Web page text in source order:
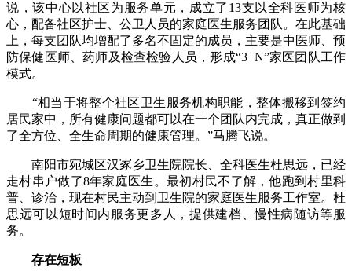
说，该中心以社区为服务单元，成立了13支以全科医师为核
心，配备社区护士、公卫人员的家庭医生服务团队。在此基础
上，每支团队均增配了多名不固定的成员，主要是中医师、预
防保健医师、药师及检查检验人员，形成“3+N”家医团队工作
模式。
“相当于将整个社区卫生服务机构职能，整体搬移到签约
居民家中，所有健康问题都可以在一个团队内完成，真正做到
了全方位、全生命周期的健康管理。”马腾飞说。
南阳市宛城区汉冢乡卫生院院长、全科医生杜思远，已经
走村串户做了8年家庭医生。最初村民不了解，他跑到村里科
普、诊治，现在村民主动到卫生院的家庭医生服务工作室。杜
思远可以短时间内服务更多人，提供建档、慢性病随访等服
务。
存在短板